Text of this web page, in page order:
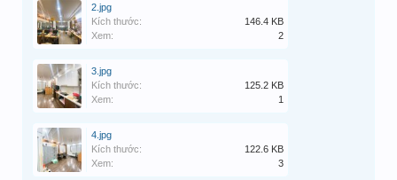
2.jpg
Kích thước:
146.4 KB
Xem:
2
3.jpg
Kích thước:
125.2 KB
Xem:
1
4.jpg
Kích thước:
122.6 KB
Xem:
3